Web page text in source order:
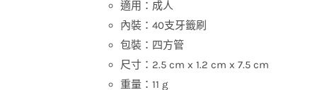
NT$25。NT$20。
適用：成人
內裝：40支牙籤刷
包裝：四方管
尺寸：2.5 cm x 1.2 cm x 7.5 cm
重量：11 g